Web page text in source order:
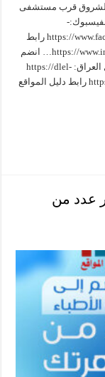
الشروق قرب مستشفى
؛- 07729451252 رابط الفيسبوك:-
https://www.facebook.com/Dr.GhufranAljubori?mibextid=LQQJ4d رابط
الانستكرام:- https://www.instagram.com/dr.ghufran_dental_clinic… انضم
رسالة على الصفحة او رابط دليل العراق: ‏https://dlel-
iraq.com رابط دليل المواقع العراقية : ‏https://iraq10.com رابط دليل المواقع
عدد من